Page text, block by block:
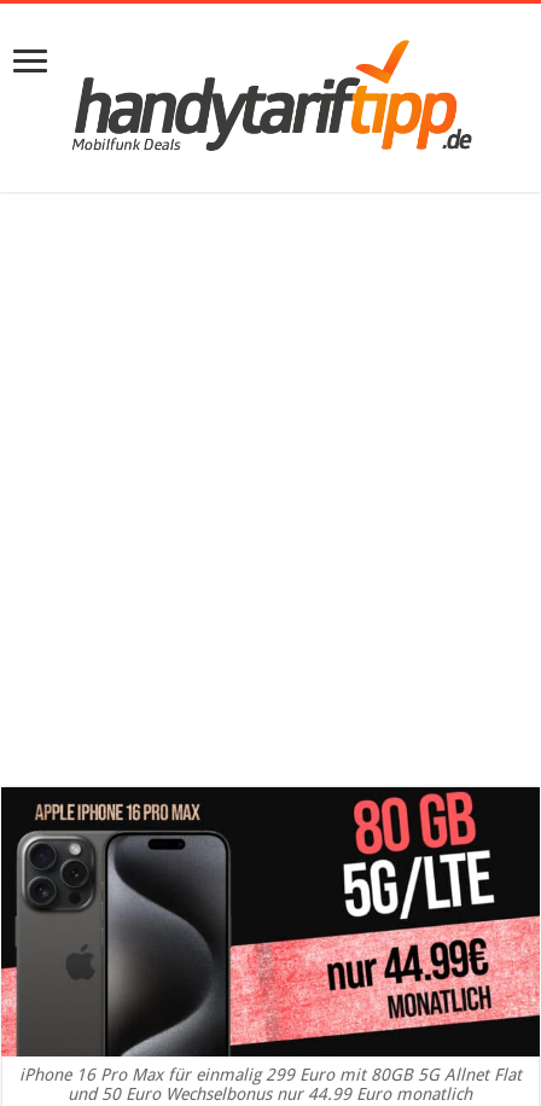
iPhone 16 Pro Max für einmalig 299 Euro mit 80GB 5G Allnet Flat
und 50 Euro Wechselbonus nur 44.99 Euro monatlich